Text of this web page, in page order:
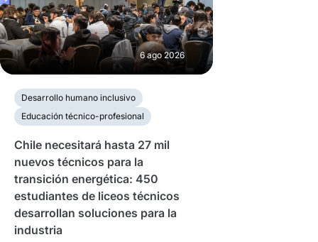
6 ago 2026
Desarrollo humano inclusivo
Educación técnico-profesional
Chile necesitará hasta 27 mil
nuevos técnicos para la
transición energética: 450
estudiantes de liceos técnicos
desarrollan soluciones para la
industria